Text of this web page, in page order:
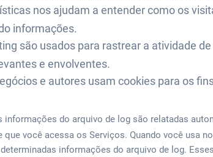
nos ajudam a entender como os
informações.
são usados ​​para rastrear a atividade
e envolventes.
e autores usam cookies para os
informações do arquivo de log são relatadas
você acessa os Serviços. Quando você usa
informações do arquivo de log.